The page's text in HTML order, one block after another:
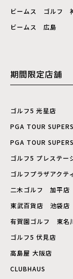
ビームス ゴルフ
ビームス 広島
期間限定店舗
ゴルフ5 光星店
PGA TOUR
PGA TOUR
ゴルフ5 プレステー
ゴルフプラザアクテ
二木ゴルフ 加平店
東武百貨店 池袋店
有賀園ゴルフ 東名
ゴルフ5 伏見店
高島屋 大阪店
CLUBHAUS